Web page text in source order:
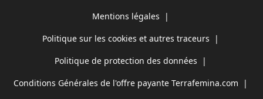
Mentions légales |
Politique sur les cookies et autres traceurs |
Politique de protection des données |
Conditions Générales de l'offre payante Terrafemina.com |